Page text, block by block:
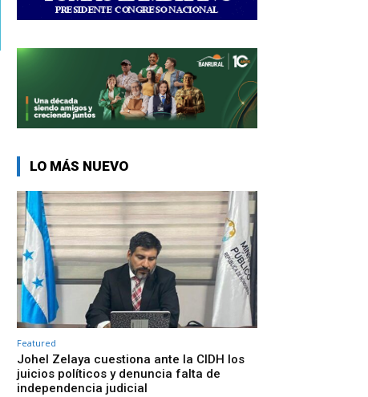
LO MÁS NUEVO
Featured
Johel Zelaya cuestiona ante la CIDH los
juicios políticos y denuncia falta de
independencia judicial